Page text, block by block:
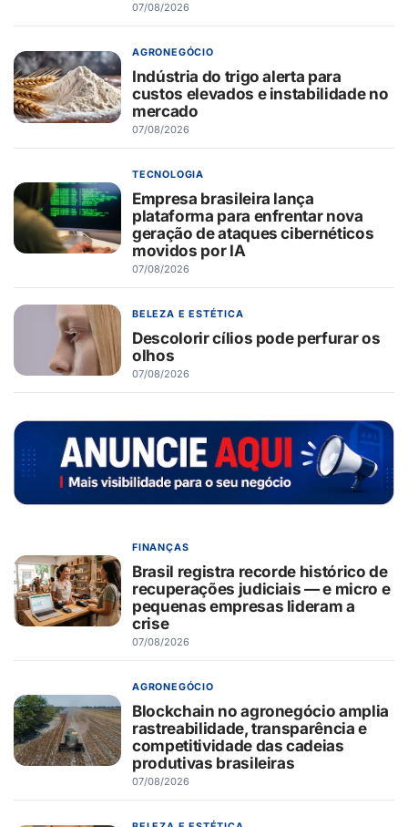
07/08/2026
AGRONEGÓCIO
Indústria do trigo alerta para
custos elevados e instabilidade no
mercado
07/08/2026
TECNOLOGIA
Empresa brasileira lança
plataforma para enfrentar nova
geração de ataques cibernéticos
movidos por IA
07/08/2026
BELEZA E ESTÉTICA
Descolorir cílios pode perfurar os
olhos
07/08/2026
FINANÇAS
Brasil registra recorde histórico de
recuperações judiciais — e micro e
pequenas empresas lideram a
crise
07/08/2026
AGRONEGÓCIO
Blockchain no agronegócio amplia
rastreabilidade, transparência e
competitividade das cadeias
produtivas brasileiras
07/08/2026